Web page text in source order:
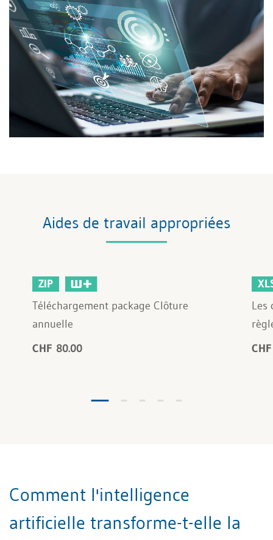
Aides de travail appropriées
ZIP
Téléchargement package Clôture
annuelle
CHF 80.00
Les
Comment l'intelligence
artificielle transforme-t-elle la